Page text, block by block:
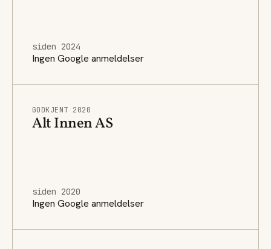
siden 2024
Ingen Google anmeldelser
GODKJENT 2020
Alt Innen AS
siden 2020
Ingen Google anmeldelser